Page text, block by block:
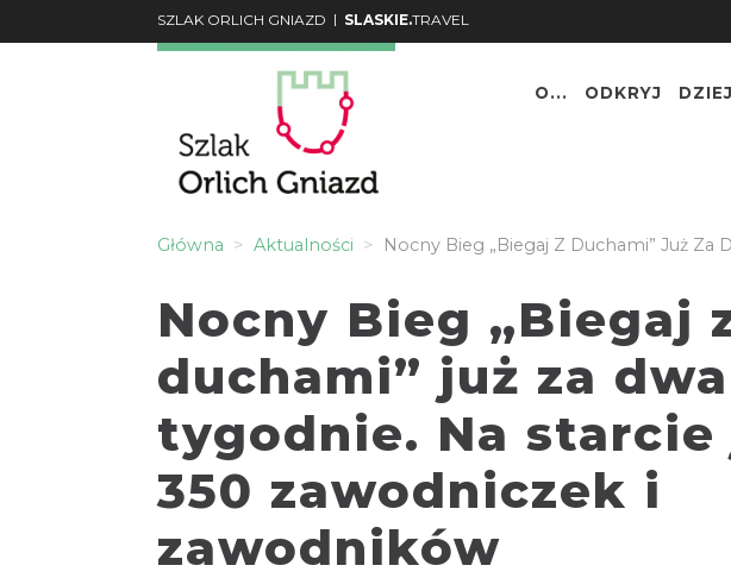
SZLAK ORLICH GNIAZD | SLASKIE.TRAVEL
O... ODKRYJ
Główna Aktualności Nocny Bieg „Biegaj Z Duchami” Już
Nocny Bieg „Biegaj
duchami” już za dwa
tygodnie. Na
350 zawodniczek i
zawodników